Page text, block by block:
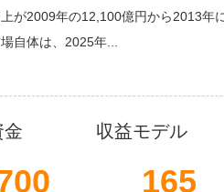
が2009年の12,100億円から2013年
自体は、2025年...
金 収益モデル
165